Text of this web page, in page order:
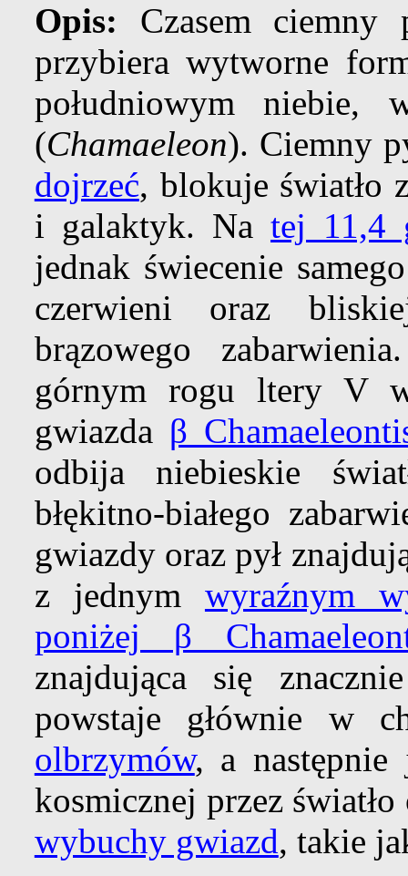
Opis: Czasem ciemny
przybiera wytworne
południowym
(Chamaeleon). Ciemny
dojrzeć, blokuje światło
i galaktyk. Na tej 11,4
jednak świecenie
czerwieni oraz
brązowego
górnym rogu ltery V
gwiazda β
odbija niebieskie
błękitno-białego
gwiazdy oraz pył
z jednym wyraźnym
poniżej β
znajdująca się
powstaje głównie w
olbrzymów, a następnie
kosmicznej przez
wybuchy gwiazd, takie